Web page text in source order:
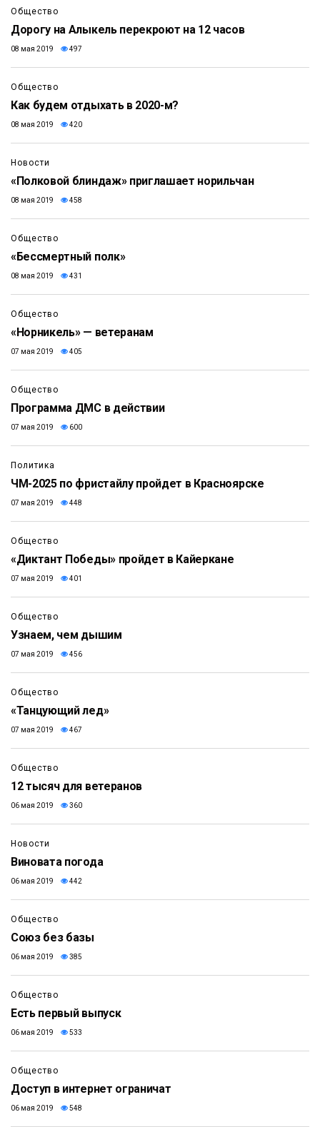
Общество
Дорогу на Алыкель перекроют на 12 часов
08 мая 2019 497
Общество
Как будем отдыхать в 2020-м?
08 мая 2019 420
Новости
«Полковой блиндаж» приглашает норильчан
08 мая 2019 458
Общество
«Бессмертный полк»
08 мая 2019 431
Общество
«Норникель» — ветеранам
07 мая 2019 405
Общество
Программа ДМС в действии
07 мая 2019 600
Политика
ЧМ-2025 по фристайлу пройдет в Красноярске
07 мая 2019 448
Общество
«Диктант Победы» пройдет в Кайеркане
07 мая 2019 401
Общество
Узнаем, чем дышим
07 мая 2019 456
Общество
«Танцующий лед»
07 мая 2019 467
Общество
12 тысяч для ветеранов
06 мая 2019 360
Новости
Виновата погода
06 мая 2019 442
Общество
Союз без базы
06 мая 2019 385
Общество
Есть первый выпуск
06 мая 2019 533
Общество
Доступ в интернет ограничат
06 мая 2019 548